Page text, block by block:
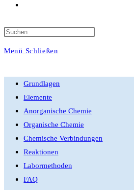
Suche
umschalten
Menü Schließen
Grundlagen
Elemente
Anorganische Chemie
Organische Chemie
Chemische Verbindungen
Reaktionen
Labormethoden
FAQ